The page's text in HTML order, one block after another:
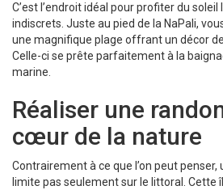
C’est l’endroit idéal pour profiter du soleil
indiscrets. Juste au pied de la NaPali,
une magnifique plage offrant un décor de
Celle-ci se prête parfaitement à la
marine.
Réaliser une
cœur de la nature
Contrairement à ce que l’on peut penser,
limite pas seulement sur le littoral. Cette